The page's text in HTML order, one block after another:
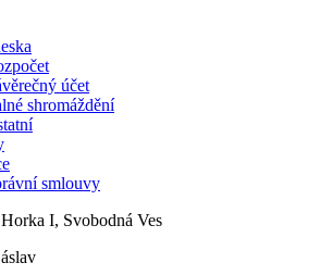
účet
shromáždění
smlouvy
I, Svobodná Ves